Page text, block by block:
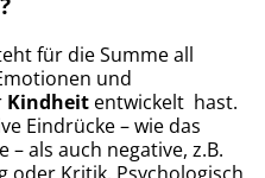
für die Summe all
und
Kindheit entwickelt hast.
Eindrücke – wie das
als auch negative, z.B.